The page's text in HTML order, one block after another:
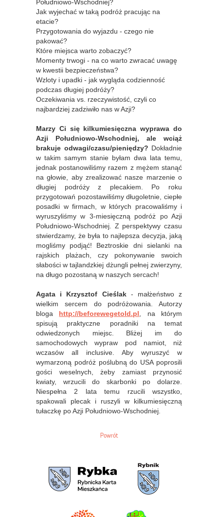
Południowo-Wschodniej?
Jak wyjechać w taką podróż pracując na
etacie?
Przygotowania do wyjazdu - czego nie
pakować?
Które miejsca warto zobaczyć?
Momenty trwogi - na co warto zwracać uwagę
w kwestii bezpieczeństwa?
Wzloty i upadki - jak wygląda codzienność
podczas długiej podróży?
Oczekiwania vs. rzeczywistość, czyli co
najbardziej zadziwiło nas w Azji?
Marzy Ci się kilkumiesięczna wyprawa do
Azji Południowo-Wschodniej, ale wciąż
brakuje odwagi/czasu/pieniędzy? Dokładnie
w takim samym stanie byłam dwa lata temu,
jednak postanowiliśmy razem z mężem stanąć
na głowie, aby zrealizować nasze marzenie o
długiej podróży z plecakiem. Po roku
przygotowań pozostawiliśmy długoletnie, ciepłe
posadki w firmach, w których pracowaliśmy i
wyruszyliśmy w 3-miesięczną podróż po Azji
Południowo-Wschodniej. Z perspektywy czasu
stwierdzamy, że była to najlepsza decyzja, jaką
mogliśmy podjąć! Beztroskie dni sielanki na
rajskich plażach, czy pokonywanie swoich
słabości w tajlandzkiej dżungli pełnej zwierzyny,
na długo pozostaną w naszych sercach!
Agata i Krzysztof Cieślak- małżeństwo z
wielkim sercem do podróżowania. Autorzy
bloga http://beforewegetold.pl , na którym
spisują praktyczne poradniki na temat
odwiedzonych miejsc. Bliżej im do
samochodowych wypraw pod namiot, niż
wczasów all inclusive. Aby wyruszyć w
wymarzoną podróż poślubną do USA poprosili
gości weselnych, żeby zamiast przynosić
kwiaty, wrzucili do skarbonki po dolarze.
Niespełna 2 lata temu rzucili wszystko,
spakowali plecak i ruszyli w kilkumiesięczną
tułaczkę po Azji Południowo-Wschodniej.
Powrót